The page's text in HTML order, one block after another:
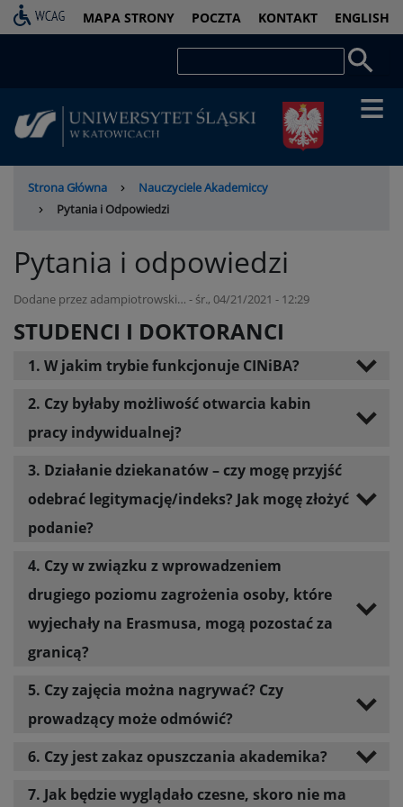
Przejdź
do
PASEK
DOSTĘPNOŚCI
MAPA STRONY POCZTA KONTAKT ENGLISH
Szukaj
Ścieżka
nawigacyjna
Strona Główna
Nauczyciele Akademiccy
Pytania i Odpowiedzi
Pytania i odpowiedzi
Dodane przez adampiotrowski… - śr., 04/21/2021 - 12:29
STUDENCI I DOKTORANCI
1. W jakim trybie funkcjonuje CINiBA?
2. Czy byłaby możliwość otwarcia kabin
pracy indywidualnej?
3. Działanie dziekanatów – czy mogę przyjść
odebrać legitymację/indeks? Jak mogę złożyć
podanie?
4. Czy w związku z wprowadzeniem
drugiego poziomu zagrożenia osoby, które
wyjechały na Erasmusa, mogą pozostać za
granicą?
5. Czy zajęcia można nagrywać? Czy
prowadzący może odmówić?
6. Czy jest zakaz opuszczania akademika?
7. Jak będzie wyglądało czesne, skoro nie ma